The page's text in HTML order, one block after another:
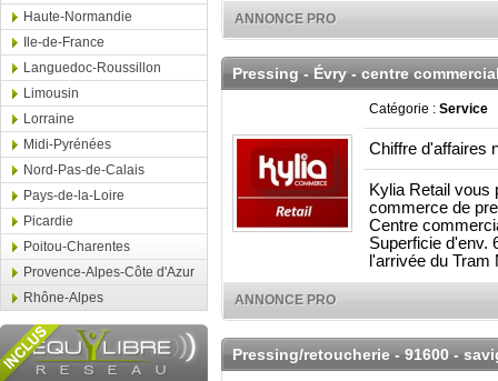
Haute-Normandie
Ile-de-France
Languedoc-Roussillon
Limousin
Lorraine
Midi-Pyrénées
Nord-Pas-de-Calais
Pays-de-la-Loire
Picardie
Poitou-Charentes
Provence-Alpes-Côte d'Azur
Rhône-Alpes
ANNONCE PRO
Pressing - Évry - centre
Catégorie : Service
Chiffre d'affaires
Kylia Retail vous
commerce de
Centre
Superficie d'env.
l'arrivée du
ANNONCE PRO
Pressing/retoucherie - 91600 -